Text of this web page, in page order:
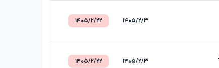
۱۴۰۵/۲/۳ ۱۴۰۵/۲/۲۲
۱۴۰۵/۲/۳ ۱۴۰۵/۲/۲۲